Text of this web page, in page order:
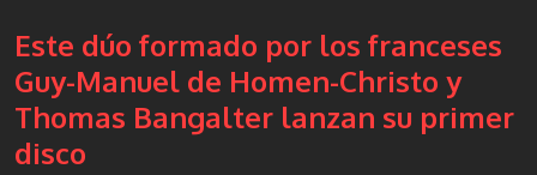
Este dúo formado por los franceses
Guy-Manuel de Homen-Christo y
Thomas Bangalter lanzan su primer
disco